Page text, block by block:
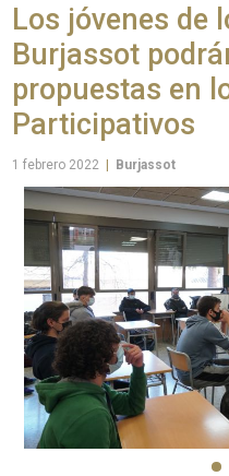
Los jóvenes de
Burjassot
propuestas en
Participativos
1 febrero 2022 Burjassot